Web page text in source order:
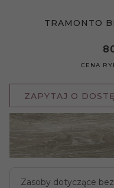
TRAMONTO
CENA
ZAPYTAJ O
Zasoby dotyczące